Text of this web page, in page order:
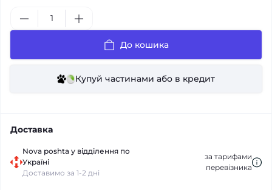
До кошика
Купуй частинами або в кредит
Доставка
Nova poshta у відділення по
Україні
Доставимо за 1-2 дні
за тарифами
перевізника